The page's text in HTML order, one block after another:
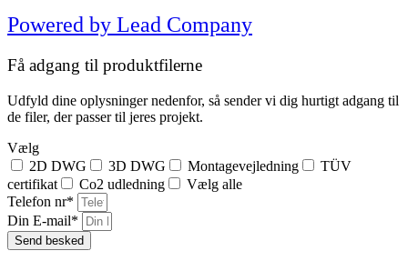
Powered by Lead Company
Få adgang til produktfilerne
Udfyld dine oplysninger nedenfor, så sender vi dig hurtigt adgang til
de filer, der passer til jeres projekt.
Vælg
2D DWG
3D DWG Montagevejledning
TÜV
certifikat
Co2 udledning
Vælg alle
Telefon nr*
Din E-mail*
Send besked